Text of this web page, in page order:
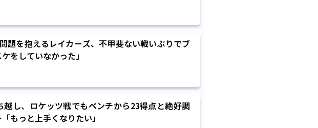
題を抱えるレイカーズ、不甲斐ない戦いぶりでブ
をしていなかった」
越し、ロケッツ戦でもベンチから23得点と絶好調
もっと上手くなりたい」